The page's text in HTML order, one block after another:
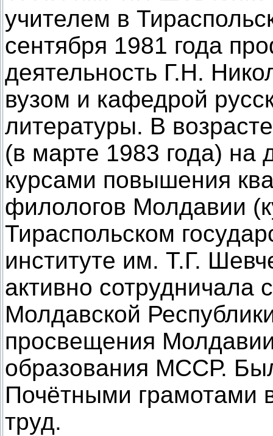
учителем в
сентября 1981 года
деятельность Г.Н.
вузом и кафедрой
литературы. В
(в марте 1983 года) на
курсами повышения
филологов Молдавии
Тираспольском
институте им. Т.Г.
активно
Молдавской
просвещения
образования МССР.
Почётными грамотами
труд.